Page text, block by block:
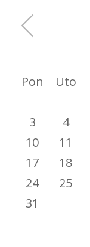
Pon Uto
3
4
10
11
17
18
24
25
31